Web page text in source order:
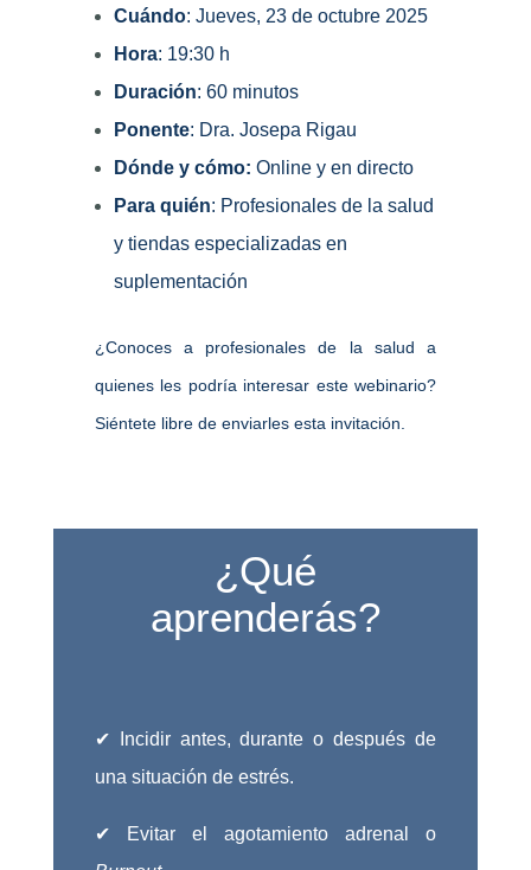
Cuándo: Jueves, 23 de octubre 2025
Hora: 19:30 h
Duración: 60 minutos
Ponente: Dra. Josepa Rigau
Dónde y cómo: Online y en directo
Para quién: Profesionales de la salud
y tiendas especializadas en
suplementación
¿Conoces a profesionales de la salud a
quienes les podría interesar este webinario?
Siéntete libre de enviarles esta invitación.
¿Qué
aprenderás?
✔ Incidir antes, durante o después de
una situación de estrés.
✔ Evitar el agotamiento adrenal o